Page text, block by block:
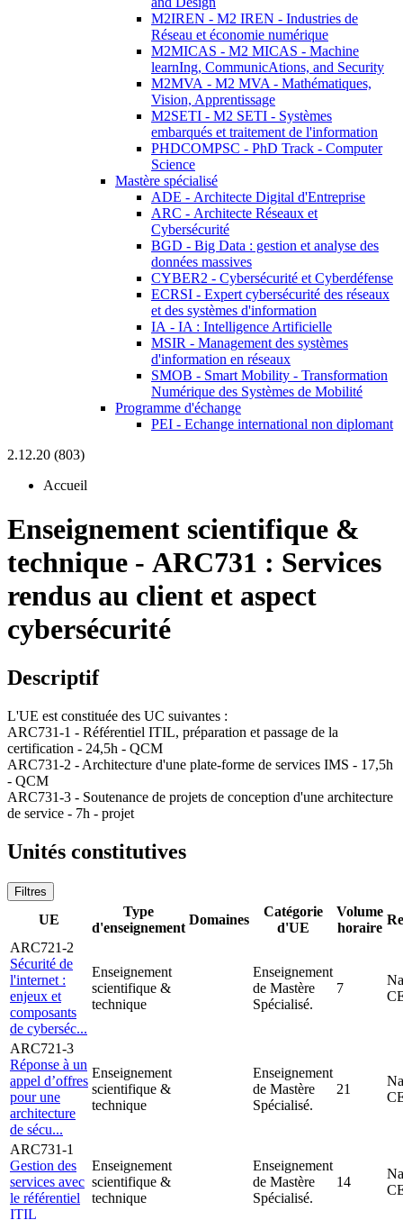
M2IREN - M2 IREN - Industries de
Réseau et économie numérique
M2MICAS - M2 MICAS - Machine
learnIng, CommunicAtions, and Security
M2MVA - M2 MVA - Mathématiques,
Vision, Apprentissage
M2SETI - M2 SETI - Systèmes
embarqués et traitement de l'information
PHDCOMPSC - PhD Track - Computer
Science
Mastère spécialisé
ADE - Architecte Digital d'Entreprise
ARC - Architecte Réseaux et
Cybersécurité
BGD - Big Data : gestion et analyse des
données massives
CYBER2 - Cybersécurité et Cyberdéfense
ECRSI - Expert cybersécurité des réseaux
et des systèmes d'information
IA - IA : Intelligence Artificielle
MSIR - Management des systèmes
d'information en réseaux
SMOB - Smart Mobility - Transformation
Numérique des Systèmes de Mobilité
Programme d'échange
PEI - Echange international non diplomant
2.12.20 (803)
Accueil
Enseignement scientifique &
technique - ARC731 : Services
rendus au client et aspect
cybersécurité
Descriptif
L'UE est constituée des UC suivantes :
ARC731-1 - Référentiel ITIL, préparation et passage de la
certification - 24,5h - QCM
ARC731-2 - Architecture d'une plate-forme de services IMS - 17,5h
- QCM
ARC731-3 - Soutenance de projets de conception d'une architecture
de service - 7h - projet
Unités constitutives
Filtres
UE
Type
d'enseignement
Domaines
Catégorie
d'UE
Volume
horaire
ARC721-2
Sécurité de
l'internet :
enjeux et
composants
de cyberséc...
Enseignement
scientifique &
technique
Enseignement
de Mastère
Spécialisé.
7
ARC721-3
Réponse à un
appel d’offres
pour une
architecture
de sécu...
Enseignement
scientifique &
technique
Enseignement
de Mastère
Spécialisé.
21
ARC731-1
Gestion des
services avec
le référentiel
ITIL
Enseignement
scientifique &
technique
Enseignement
de Mastère
Spécialisé.
14